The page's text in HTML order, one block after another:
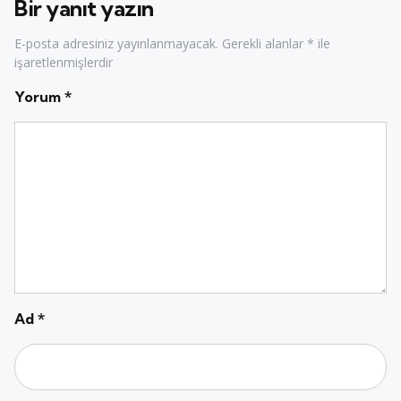
Bir yanıt yazın
E-posta adresiniz yayınlanmayacak. Gerekli alanlar * ile
işaretlenmişlerdir
Yorum *
Ad *